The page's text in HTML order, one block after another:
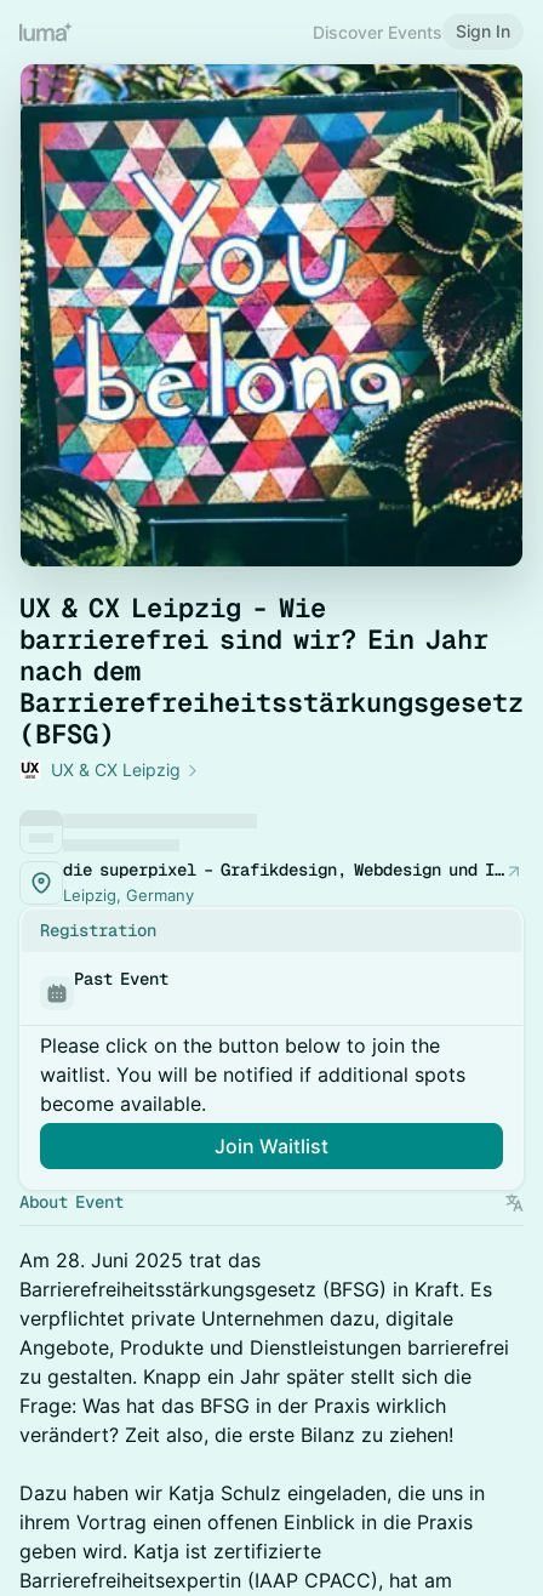
Discover Events Sign In
UX & CX Leipzig - Wie
barrierefrei sind wir? Ein Jahr
nach dem
Barrierefreiheitsstärkungsgesetz
(BFSG)
UX & CX Leipzig
die superpixel – Grafikdesign, Webdesign und Illustration
Leipzig, Germany
Registration
Past Event
Please click on the button below to join the
waitlist. You will be notified if additional spots
become available.
Join Waitlist
About Event
Am 28. Juni 2025 trat das
Barrierefreiheitsstärkungsgesetz (BFSG) in Kraft. Es
verpflichtet private Unternehmen dazu, digitale
Angebote, Produkte und Dienstleistungen barrierefrei
zu gestalten. Knapp ein Jahr später stellt sich die
Frage: Was hat das BFSG in der Praxis wirklich
verändert? Zeit also, die erste Bilanz zu ziehen!
Dazu haben wir Katja Schulz eingeladen, die uns in
ihrem Vortrag einen offenen Einblick in die Praxis
geben wird. Katja ist zertifizierte
Barrierefreiheitsexpertin (IAAP CPACC), hat am